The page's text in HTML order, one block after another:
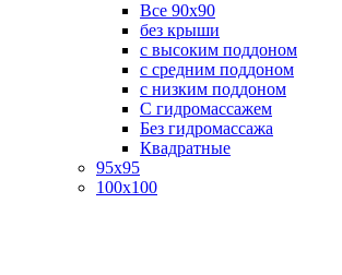
Все 90х90
без крыши
с высоким поддоном
с средним поддоном
с низким поддоном
С гидромассажем
Без гидромассажа
Квадратные
95х95
100х100